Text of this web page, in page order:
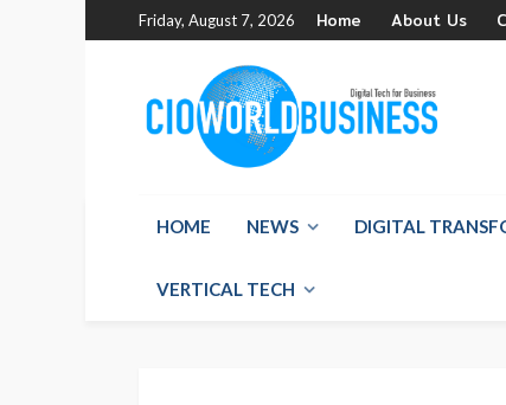
Friday, August 7, 2026 Home About Us
HOME NEWS DIGITAL
VERTICAL TECH